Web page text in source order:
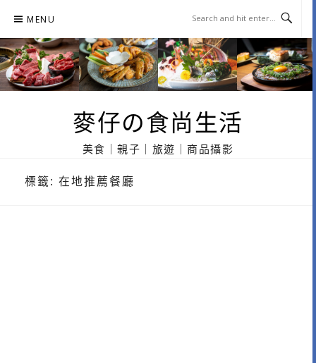
content
MENU
麥仔の食尚生活
美食｜親子｜旅遊｜商品攝影
標籤: 在地推薦餐廳